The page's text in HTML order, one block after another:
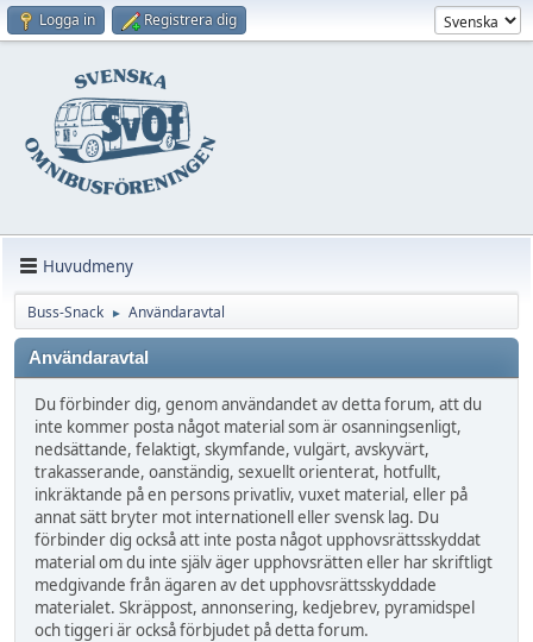
Logga in Registrera dig
Huvudmeny
Buss-Snack ► Användaravtal
Användaravtal
Du förbinder dig, genom användandet av detta forum, att du
inte kommer posta något material som är osanningsenligt,
nedsättande, felaktigt, skymfande, vulgärt, avskyvärt,
trakasserande, oanständig, sexuellt orienterat, hotfullt,
inkräktande på en persons privatliv, vuxet material, eller på
annat sätt bryter mot internationell eller svensk lag. Du
förbinder dig också att inte posta något upphovsrättsskyddat
material om du inte själv äger upphovsrätten eller har skriftligt
medgivande från ägaren av det upphovsrättsskyddade
materialet. Skräppost, annonsering, kedjebrev, pyramidspel
och tiggeri är också förbjudet på detta forum.